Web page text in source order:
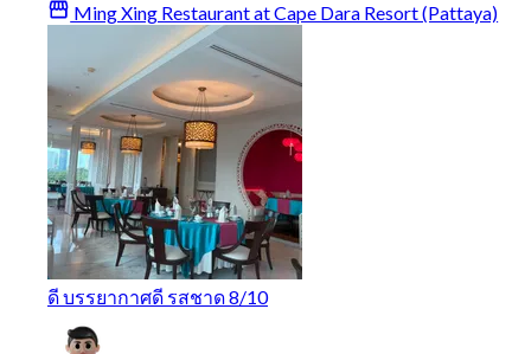
Ming Xing Restaurant at Cape Dara Resort (Pattaya)
ดี บรรยากาศดี รสชาด 8/10